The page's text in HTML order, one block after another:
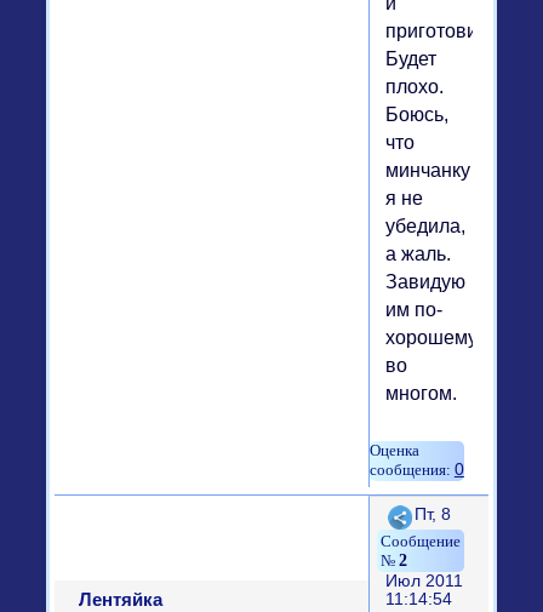
приготовиться.
Будет
плохо.
Боюсь,
что
минчанку
я не
убедила,
а жаль.
Завидую
им по-
хорошему
во
многом.
0
Поделиться
2
Пт, 8
Июл 2011
11:14:54
Лентяйка